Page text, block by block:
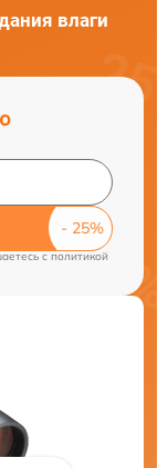
влаги
cполитикой